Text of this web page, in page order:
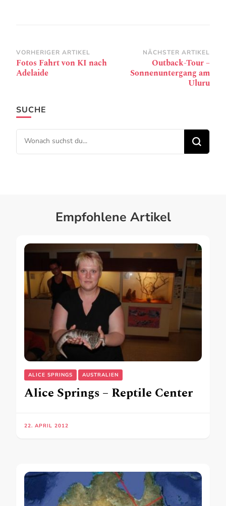
Beitragsnavigation
VORHERIGER ARTIKEL
Fotos Fahrt von KI nach
Adelaide
NÄCHSTER ARTIKEL
Outback-Tour –
Sonnenuntergang am
Uluru
SUCHE
Suchst du nach etwas?
Empfohlene Artikel
ALICE SPRINGS AUSTRALIEN
Alice Springs – Reptile Center
22. APRIL 2012